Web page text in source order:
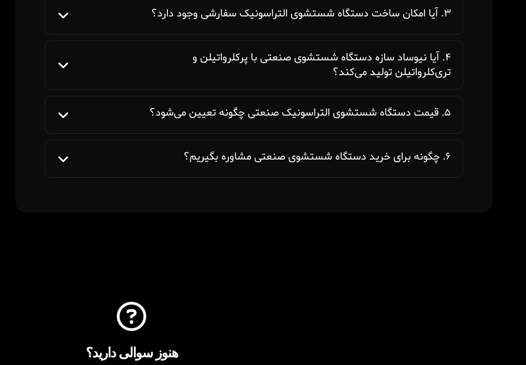
۳. آیا امکان ساخت دستگاه شستشوی التراسونیک سفارشی وجود دارد؟
۴. آیا نیوساد سازه دستگاه شستشوی صنعتی با پرکلرواتیلن و
تری‌کلرواتیلن تولید می‌کند؟
۵. قیمت دستگاه شستشوی التراسونیک صنعتی چگونه تعیین می‌شود؟
۶. چگونه برای خرید دستگاه شستشوی صنعتی مشاوره بگیریم؟
هنوز سوالی دارید؟